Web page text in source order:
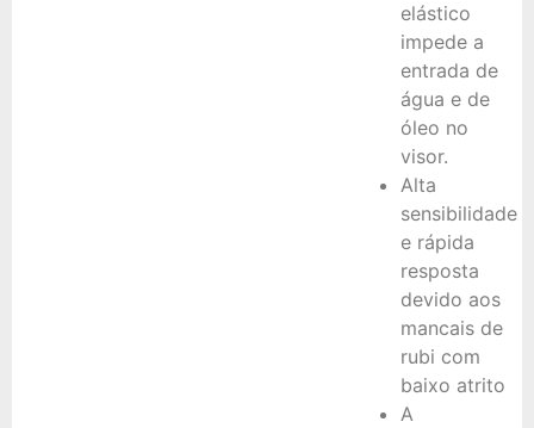
elástico
impede a
entrada de
água e de
óleo no
visor.
Alta
sensibilidade
e rápida
resposta
devido aos
mancais de
rubi com
baixo atrito
A